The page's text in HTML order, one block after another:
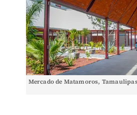
Mercado de Matamoros,